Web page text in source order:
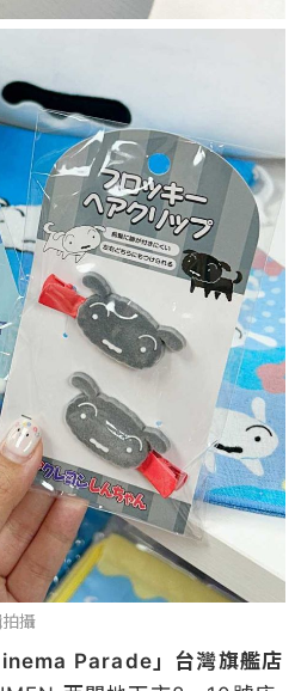
攝
Parade」台灣旗艦店